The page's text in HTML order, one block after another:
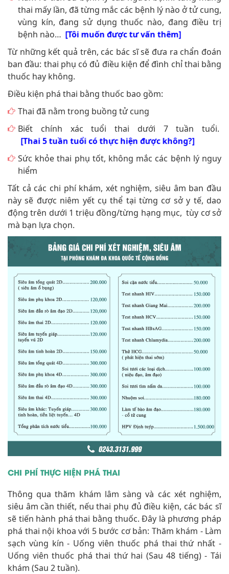
thai mấy lần, đã từng mắc các bệnh lý nào ở tử cung,
vùng kín, đang sử dụng thuốc nào, đang điều trị
bệnh nào… [Tôi muốn được tư vấn thêm]
Từ những kết quả trên, các bác sĩ sẽ đưa ra chẩn đoán
ban đầu: thai phụ có đủ điều kiện để đình chỉ thai bằng
thuốc hay không.
Điều kiện phá thai bằng thuốc bao gồm:
Thai đã nằm trong buồng tử cung
Biết chính xác tuổi thai dưới 7 tuần tuổi.
[Thai 5 tuần tuổi có thực hiện được không?]
Sức khỏe thai phụ tốt, không mắc các bệnh lý nguy
hiểm
Tất cả các chi phí khám, xét nghiệm, siêu âm ban đầu
này sẽ được niêm yết cụ thể tại từng cơ sở y tế, dao
động trên dưới 1 triệu đồng/từng hạng mục, tùy cơ sở
mà bạn lựa chọn.
CHI PHÍ THỰC HIỆN PHÁ THAI
Thông qua thăm khám lâm sàng và các xét nghiệm,
siêu âm cần thiết, nếu thai phụ đủ điều kiện, các bác sĩ
sẽ tiến hành phá thai bằng thuốc. Đây là phương pháp
phá thai nội khoa với 5 bước cơ bản: Thăm khám - Làm
sạch vùng kín - Uống viên thuốc phá thai thứ nhất -
Uống viên thuốc phá thai thứ hai (Sau 48 tiếng) - Tái
khám (Sau 2 tuần).